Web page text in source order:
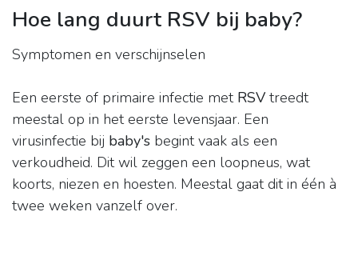
Hoe lang duurt RSV bij baby?
Symptomen en verschijnselen
Een eerste of primaire infectie met RSV treedt
meestal op in het eerste levensjaar. Een
virusinfectie bij baby's begint vaak als een
verkoudheid. Dit wil zeggen een loopneus, wat
koorts, niezen en hoesten. Meestal gaat dit in één à
twee weken vanzelf over.